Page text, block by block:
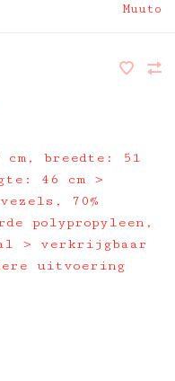
Muuto
cm, breedte: 51
46 cm >
70%
polypropyleen,
> verkrijgbaar
uitvoering